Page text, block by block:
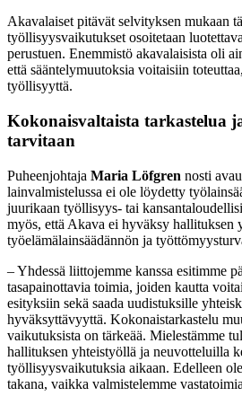
Akavalaiset pitävät selvityksen mukaan
työllisyysvaikutukset osoitetaan
perustuen. Enemmistö akavalaisista oli
että sääntelymuutoksia voitaisiin
työllisyyttä.
Kokonaisvaltaista tarkastelua
tarvitaan
Puheenjohtaja Maria Löfgren nosti
lainvalmistelussa ei ole löydetty
juurikaan työllisyys- tai
myös, että Akava ei hyväksy hallituksen
työelämälainsäädännön ja
– Yhdessä liittojemme kanssa esitimme
tasapainottavia toimia, joiden kautta
esityksiin sekä saada uudistuksille
hyväksyttävyyttä. Kokonaistarkastelu
vaikutuksista on tärkeää. Mielestämme
hallituksen yhteistyöllä ja neuvotteluilla
työllisyysvaikutuksia aikaan. Edelleen
takana, vaikka valmistelemme